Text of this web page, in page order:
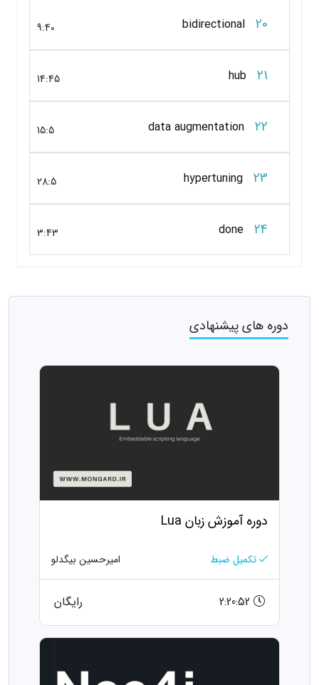
20
bidirectional
9:40
21
hub
14:45
22
data augmentation
15:5
23
hypertuning
28:5
24
done
3:43
دوره های پیشنهادی
دوره آموزش زبان Lua
تکمیل ضبط امیرحسین بیگدلو
رایگان